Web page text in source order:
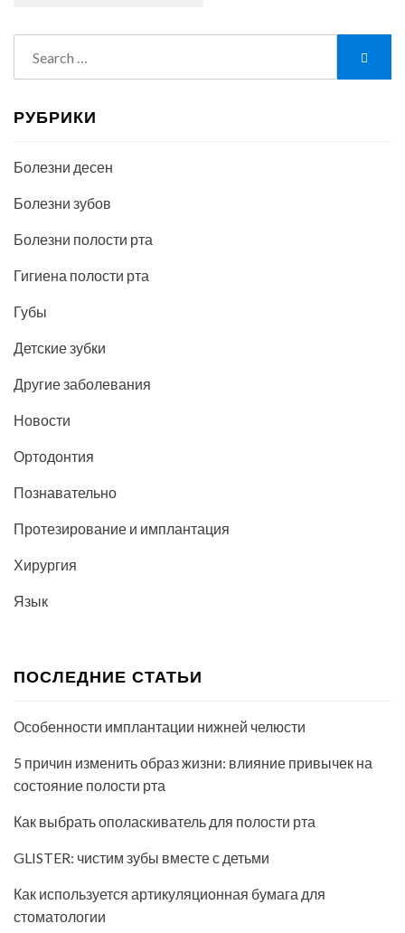
for:
РУБРИКИ
Болезни десен
Болезни зубов
Болезни полости рта
Гигиена полости рта
Губы
Детские зубки
Другие заболевания
Новости
Ортодонтия
Познавательно
Протезирование и имплантация
Хирургия
Язык
ПОСЛЕДНИЕ СТАТЬИ
Особенности имплантации нижней челюсти
5 причин изменить образ жизни: влияние привычек на
состояние полости рта
Как выбрать ополаскиватель для полости рта
GLISTER: чистим зубы вместе с детьми
Как используется артикуляционная бумага для
стоматологии